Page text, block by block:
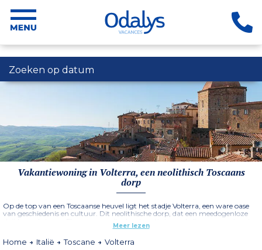
Zoeken op datum
Vakantiewoning in Volterra, een neolithisch Toscaans
dorp
Op de top van een Toscaanse heuvel ligt het stadje Volterra, een ware oase
van geschiedenis en cultuur. Dit neolithische dorp, dat een meedogenloze
nu het hele jaar door verschillende festivals en beurzen: boogschieten, jazz of
Meer lezen
Home Italië Toscane Volterra